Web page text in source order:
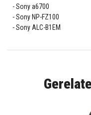
Sony a6700
Sony NP-FZ100
Sony ALC-B1EM